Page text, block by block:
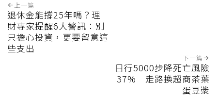
上一篇
退休金能撐25年嗎？理
財專家提醒6大警訊：別
只擔心投資，更要留意這
些支出
下一篇
日行5000步降死亡風險
37% 走路換超商茶葉
蛋豆漿